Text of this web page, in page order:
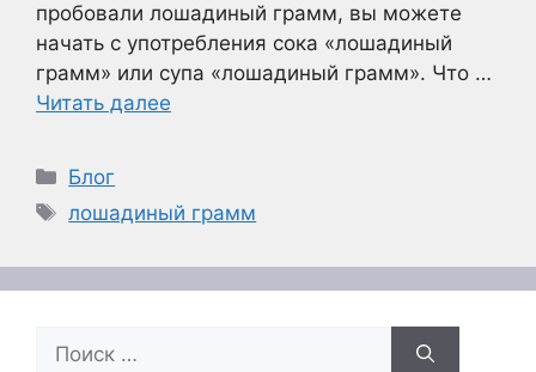
пробовали лошадиный грамм, вы можете
начать с употребления сока «лошадиный
грамм» или супа «лошадиный грамм». Что …
Читать далее
Рубрики
Блог
Метки
лошадиный грамм
Поиск: